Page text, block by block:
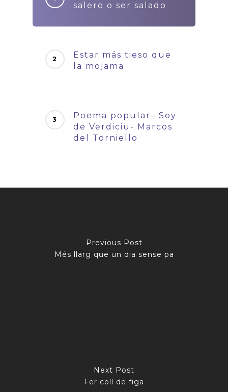
salero o ser salado
Estar más tieso que
la mojama
Poema popular– Soy
de Verdiciu- Marcos
del Torniello
Previous Post
Més llarg que un dia sense pa
Next Post
Fer coll de figa